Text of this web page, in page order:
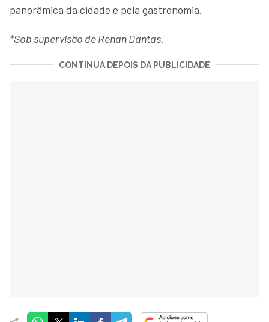
panorâmica da cidade e pela gastronomia.
*Sob supervisão de Renan Dantas.
CONTINUA DEPOIS DA PUBLICIDADE